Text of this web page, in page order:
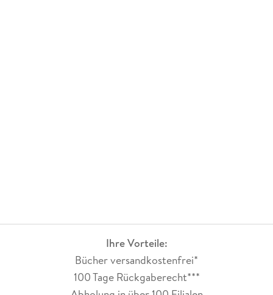
Ihre Vorteile:
Bücher versandkostenfrei*
100 Tage Rückgaberecht***